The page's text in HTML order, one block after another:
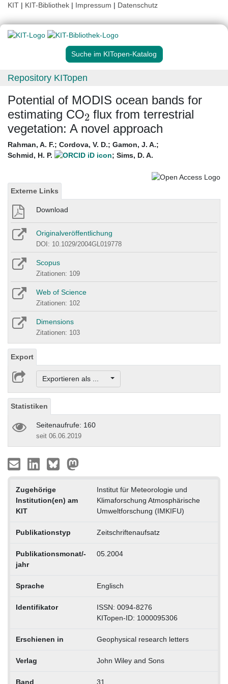
KIT | KIT-Bibliothek | Impressum | Datenschutz
Suche im KITopen-Katalog
Repository KITopen
Potential of MODIS ocean bands for
estimating CO
2
flux from terrestrial
vegetation: A novel approach
Rahman, A. F.; Cordova, V. D.; Gamon, J. A.;
Schmid, H. P.
; Sims, D. A.
Externe Links
Download
Originalveröffentlichung
DOI: 10.1029/2004GL019778
Scopus
Zitationen: 109
Web of Science
Zitationen: 102
Dimensions
Zitationen: 103
Export
Exportieren als ...
Statistiken
Seitenaufrufe: 160
seit 06.06.2019
Zugehörige
Institution(en) am
KIT
Institut für Meteorologie und
Klimaforschung Atmosphärische
Umweltforschung (IMKIFU)
Publikationstyp Zeitschriftenaufsatz
Publikationsmonat/-
jahr
05.2004
Sprache Englisch
Identifikator
ISSN: 0094-8276
KITopen-ID: 1000095306
Erschienen in Geophysical research letters
Verlag John Wiley and Sons
Band 31